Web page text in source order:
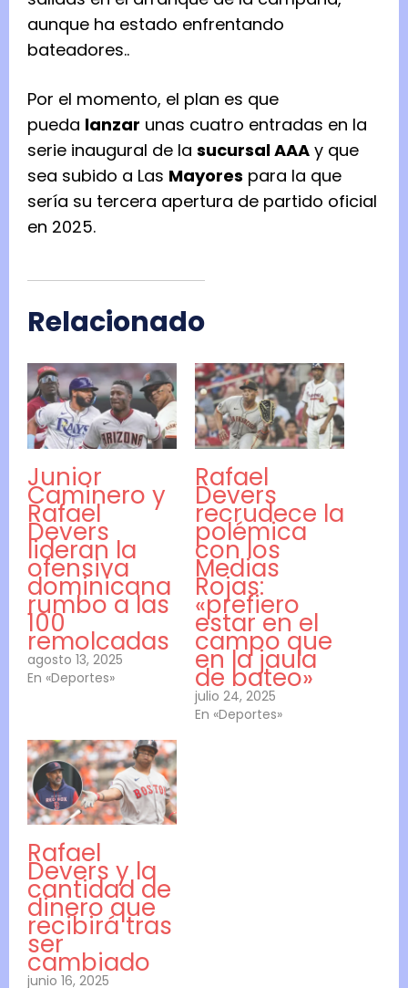
aunque ha estado enfrentando
bateadores..
Por el momento, el plan es que
pueda lanzar unas cuatro entradas en la
serie inaugural de la sucursal AAA y que
sea subido a Las Mayores para la que
sería su tercera apertura de partido oficial
en 2025.
Relacionado
Junior
Caminero y
Rafael
Devers
lideran la
ofensiva
dominicana
rumbo a las
100
remolcadas
agosto 13, 2025
En «Deportes»
Rafael
Devers
recrudece la
polémica
con los
Medias
Rojas:
«prefiero
estar en el
campo que
en la jaula
de bateo»
julio 24, 2025
En «Deportes»
Rafael
Devers y la
cantidad de
dinero que
recibirá tras
ser
cambiado
junio 16, 2025